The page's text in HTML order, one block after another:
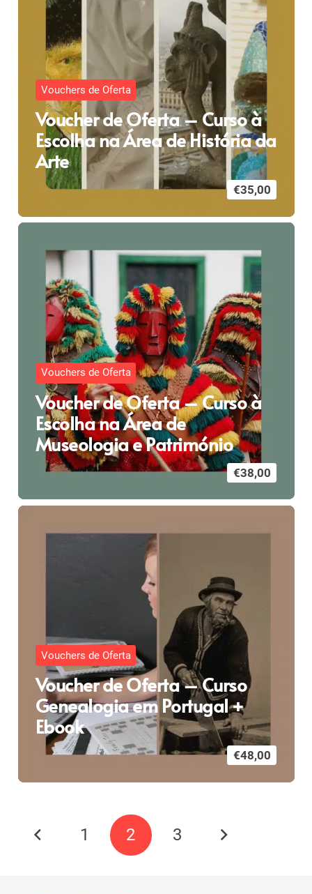
Vouchers de Oferta
Voucher de Oferta – Curso à
Escolha na Área de História da
Arte
€35,00
Vouchers de Oferta
Voucher de Oferta – Curso à
Escolha na Área de
Museologia e Património
€38,00
Vouchers de Oferta
Voucher de Oferta – Curso
Genealogia em Portugal +
Ebook
€48,00
1 2 3